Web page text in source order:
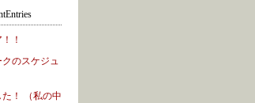
！
のスケジュ
！ （私の中